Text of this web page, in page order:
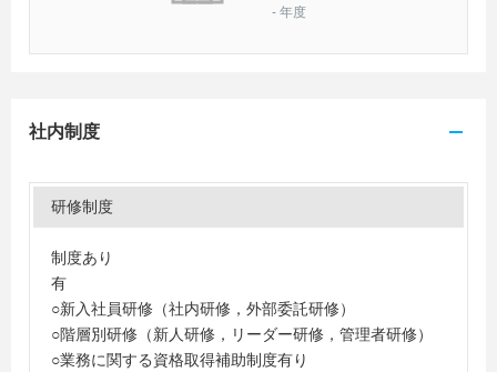
- 年度
社内制度
研修制度
制度あり
有
○新入社員研修（社内研修，外部委託研修）
○階層別研修（新人研修，リーダー研修，管理者研修）
○業務に関する資格取得補助制度有り